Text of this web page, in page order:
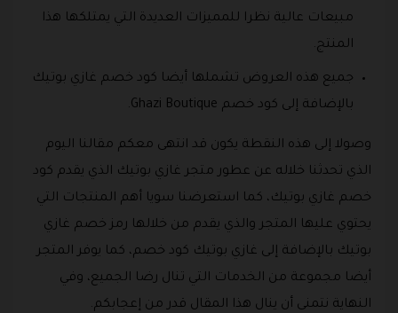
مبيعات عالية نظرا للمميزات العديدة التي يمتلكها هذا
المنتج.
جميع هذه العروض تشملها أيضا كود خصم غازي بوتيك
بالإضافة إلى كود خصم Ghazi Boutique.
وصولا إلى هذه النقطة يكون قد انتهى معكم مقالنا اليوم
الذي تحدثنا خلاله عن عطور متجر غازي بوتيك الذي يقدم كود
خصم غازي بوتيك، كما استعرضنا سويا أهم المنتجات التي
يحتوي عليها المتجر والذي يقدم من خلالها رمز خصم غازي
بوتيك بالإضافة إلى غازي بوتيك كود خصم، كما يوفر المتجر
أيضا مجموعة من الخدمات التي تنال رضا الجميع، وفي
النهاية نتمنى أن ينال هذا المقال قدر من إعجابكم.